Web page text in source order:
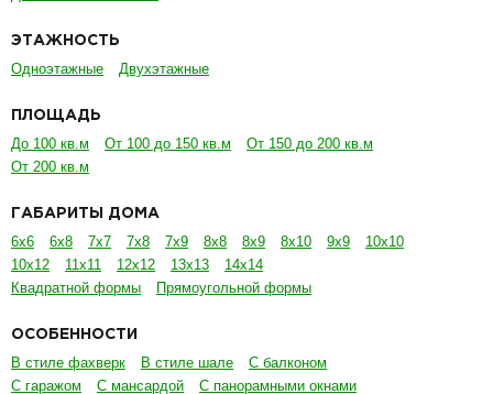
ЭТАЖНОСТЬ
Одноэтажные Двухэтажные
ПЛОЩАДЬ
До 100 кв.м От 100 до 150 кв.м
От 150 до 200 кв.м
От 200 кв.м
ГАБАРИТЫ ДОМА
6х6 6х8 7х7 7х8 7х9 8х8 8х9 8х10 9х9
10х10
10х12
11х11 12х12 13х13
14х14
Квадратной формы
Прямоугольной формы
ОСОБЕННОСТИ
В стиле фахверк В стиле шале
С балконом
С гаражом
С мансардой
С панорамными окнами